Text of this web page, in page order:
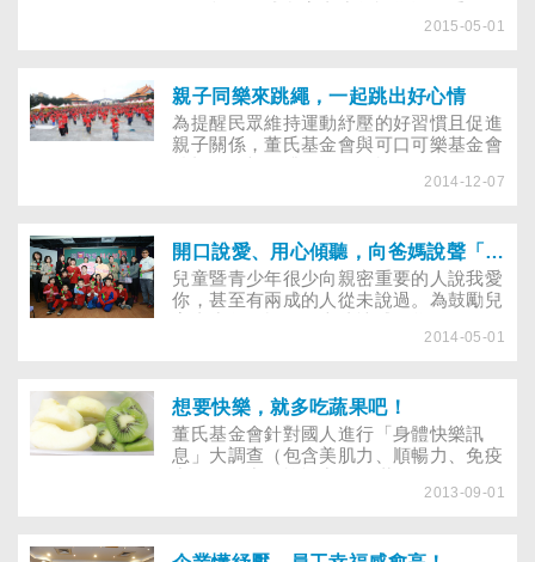
但不到六成有固定運動習慣。為讓兒童青
大富翁，提供趣味的設計，讓跑步不再是
件無聊事！
2015-05-01
親子同樂來跳繩，一起跳出好心情
為提醒民眾維持運動紓壓的好習慣且促進
親子關係，董氏基金會與可口可樂基金會
日在中正紀念堂盛大舉辦「Happy
創紀錄」。
2014-12-07
開口說愛、用心傾聽，向爸媽說聲「我愛你」
兒童暨青少年很少向親密重要的人說我愛
你，甚至有兩成的人從未說過。為鼓勵兒
董氏基金會與遠傳電信共同合作，推動系
2014-05-01
想要快樂，就多吃蔬果吧！
​董氏基金會針對國人進行「身體快樂訊
息」大調查（包含美肌力、順暢力、免疫
調查結果平均僅63分勉強及格，吃水果越
2013-09-01